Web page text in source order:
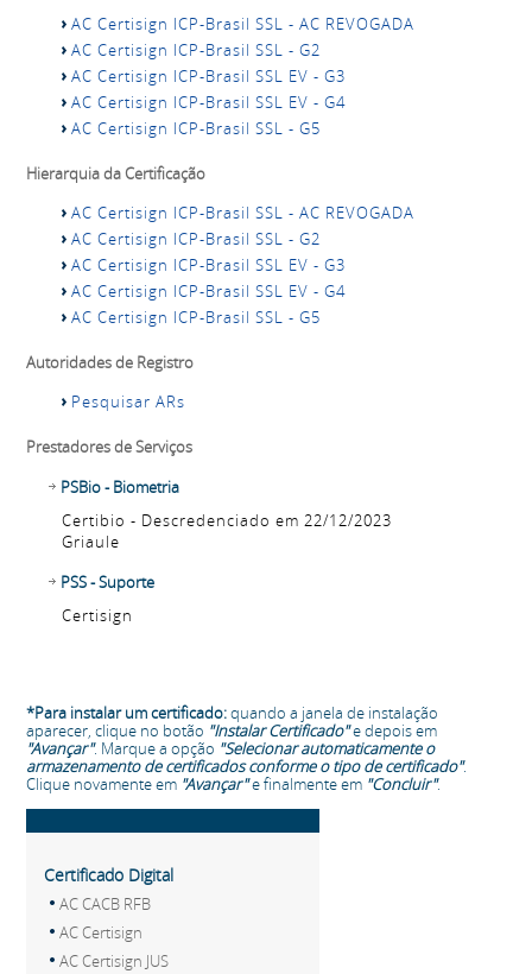
AC Certisign ICP-Brasil SSL - AC REVOGADA
AC Certisign ICP-Brasil SSL - G2
AC Certisign ICP-Brasil SSL EV - G3
AC Certisign ICP-Brasil SSL EV - G4
AC Certisign ICP-Brasil SSL - G5
Hierarquia da Certificação
AC Certisign ICP-Brasil SSL - AC REVOGADA
AC Certisign ICP-Brasil SSL - G2
AC Certisign ICP-Brasil SSL EV - G3
AC Certisign ICP-Brasil SSL EV - G4
AC Certisign ICP-Brasil SSL - G5
Autoridades de Registro
Pesquisar ARs
Prestadores de Serviços
PSBio - Biometria
Certibio - Descredenciado em 22/12/2023
Griaule
PSS - Suporte
Certisign
*Para instalar um certificado:quando a janela de instalação
aparecer, clique no botão "Instalar Certificado"e depois em
"Avançar". Marque a opção "Selecionar automaticamente o
armazenamento de certificados conforme o tipo de certificado".
Clique novamente em "Avançar"e finalmente em "Concluir".
Certificado Digital
AC CACB RFB
AC Certisign
AC Certisign JUS